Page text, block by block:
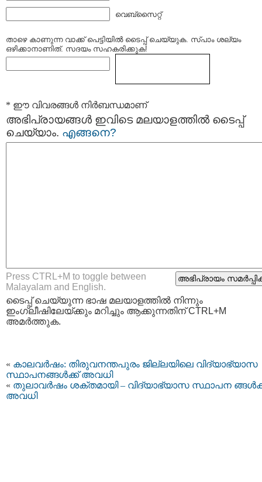
വെബ്സൈറ്റ്
താഴെ കാണുന്ന വാക്ക് പെട്ടിയില്‍ ടൈപ്പ്‌ ചെയ്യുക. സ്പാം ശല്യം
ഒഴിക്കാനാണിത്. സദയം സഹകരിക്കുക!
* ഈ വിവരങ്ങള്‍ നിര്‍ബന്ധമാണ്
അഭിപ്രായങ്ങള്‍ ഇവിടെ മലയാളത്തില്‍ ടൈപ്പ്
ചെയ്യാം. എങ്ങനെ?
Press CTRL+M to toggle between
Malayalam and English.
ടൈപ്പ്‌ ചെയ്യുന്ന ഭാഷ മലയാളത്തില്‍ നിന്നും
ഇംഗ്ലീഷിലേയ്ക്കും മറിച്ചും ആക്കുന്നതിന് CTRL+M
അമര്‍ത്തുക.
« കാലവർഷം: തിരുവനന്തപുരം ജില്ലയിലെ വിദ്യാഭ്യാസ
സ്ഥാപനങ്ങള്‍ക്ക് അവധി
« തുലാവര്‍ഷം ശക്തമായി – വിദ്യാഭ്യാസ സ്ഥാപന
അവധി